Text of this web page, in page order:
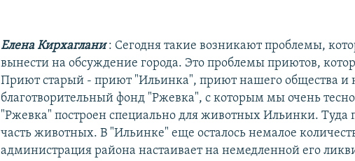
Елена Кирхаглани: Сегодня такие возникают проблемы,
вынести на обсуждение города. Это проблемы приютов,
Приют старый - приют "Ильинка", приют нашего общества и
благотворительный фонд "Ржевка", с которым мы очень
"Ржевка" построен специально для животных Ильинки. Туда
часть животных. В "Ильинке" еще осталось немалое
администрация района настаивает на немедленной его